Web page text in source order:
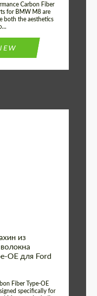
Carbon Fiber
for BMW M8 are
both the aesthetics
из
OE для Ford
Fiber Type-OE
specifically for